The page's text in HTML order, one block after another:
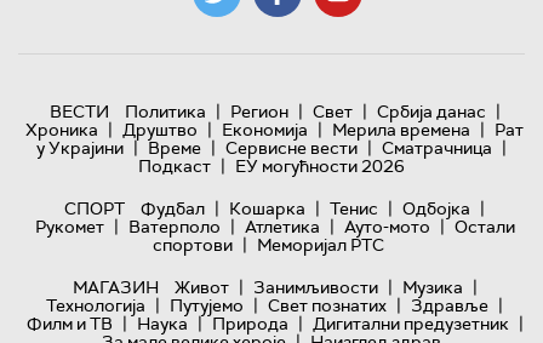
ВЕСТИ Политика | Регион | Свет | Србија данас |
Хроника | Друштво | Економија | Мерила времена | Рат
у Украјини | Време | Сервисне вести | Сматрачница |
Подкаст | ЕУ могућности 2026
СПОРТ
Фудбал | Кошарка | Тенис | Одбојка |
Рукомет | Ватерполо | Атлетика | Ауто-мото | Остали
спортови | Меморијал РТС
МАГАЗИН
Живот | Занимљивости | Музика |
Технологијa | Путујемо | Свет познатих | Здравље |
Филм и ТВ | Наука | Природа | Дигитални предузетник |